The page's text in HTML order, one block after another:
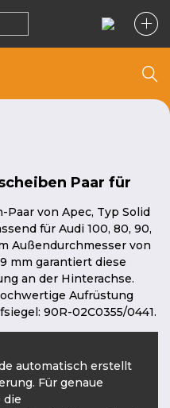
Paar für
von Apec, Typ Solid
für Audi 100, 80, 90,
Außendurchmesser von
mm garantiert diese
an der Hinterachse.
Aufrüstung
90R-02C0355/0441.
automatisch erstellt
Für genaue
die